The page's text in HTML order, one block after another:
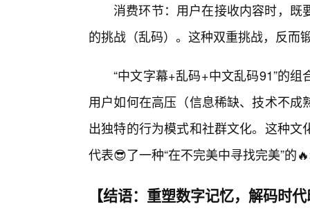
消费环节：用户在接收内容时，
的挑战（乱码）。这种双重挑战，反而
“中文字幕+乱码+中文乱码91”的
用户如何在高压（信息稀缺、技术不
出独特的行为模式和社群文化。这种
代表😎了一种“在不完美中寻找完美”的
【结语：重塑数字记忆，解码时